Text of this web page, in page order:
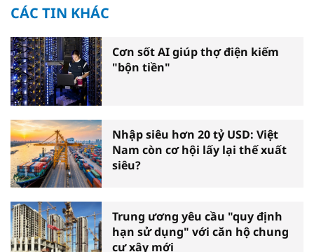
CÁC TIN KHÁC
Cơn sốt AI giúp thợ điện kiếm
"bộn tiền"
Nhập siêu hơn 20 tỷ USD: Việt
Nam còn cơ hội lấy lại thế xuất
siêu?
Trung ương yêu cầu "quy định
hạn sử dụng" với căn hộ chung
cư xây mới